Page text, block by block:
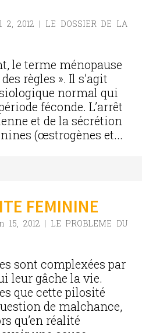
2, 2012 | LE DOSSIER DE LA
le terme ménopause
règles ». Il s’agit
normal qui
féconde. L’arrêt
et de la sécrétion
(œstrogènes et...
FEMININE
15, 2012 | LE PROBLEME DU
sont complexées par
leur gâche la vie.
que cette pilosité
de malchance,
qu’en réalité